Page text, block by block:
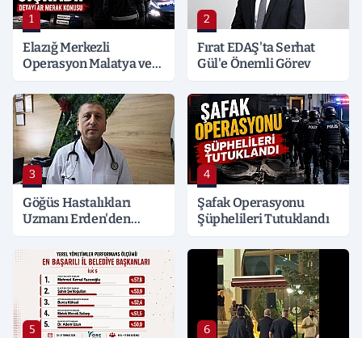
1
Elazığ Merkezli
Operasyon Malatya ve
Detaylar Merak Konusu
2
Fırat EDAŞ'ta Serhat
Gül'e Önemli Görev
3
Göğüs Hastalıkları
Uzmanı Erden'den
4
Şafak Operasyonu
Şüphelileri Tutuklandı
5 6